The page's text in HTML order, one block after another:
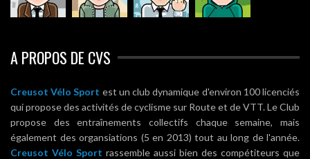
A PROPOS DE CVS
Creusot Vélo Sport est un club dynamique d'environ 100 licenciés
qui propose des activités de cyclisme sur Route et de VTT. Le Club
propose des entraînements collectifs chaque semaine, mais
également des organsiations (5 en 2013) tout au long de l'année.
Creusot Vélo Sport rassemble aussi bien des compétiteurs que